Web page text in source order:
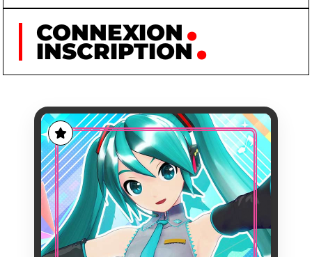
CONNEXION
INSCRIPTION
HATSUNE MIKU
NOM
HATSUNE
PRÉNOM
MIKU
CRÉATEUR
KEI (CHARACTER
DESIGNER) / CRYPTON
FUTURE MEDIA
NAISSANCE
2007/08/31
PREMIÈRE
APPARITION
LOGICIEL VOCALOID2
HATSUNE MIKU